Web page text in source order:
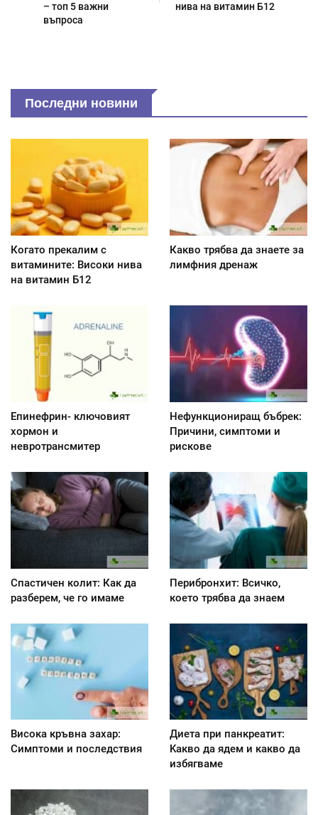
– топ 5 важни
въпроса
нива на витамин Б12
Последни новини
Когато прекалим с
витамините: Високи нива
на витамин Б12
Какво трябва да знаете за
лимфния дренаж
Епинефрин- ключовият
хормон и
невротрансмитер
Нефункциониращ бъбрек:
Причини, симптоми и
рискове
Спастичен колит: Как да
разберем, че го имаме
Перибронхит: Всичко,
което трябва да знаем
Висока кръвна захар:
Симптоми и последствия
Диета при панкреатит:
Kакво да ядем и какво да
избягваме